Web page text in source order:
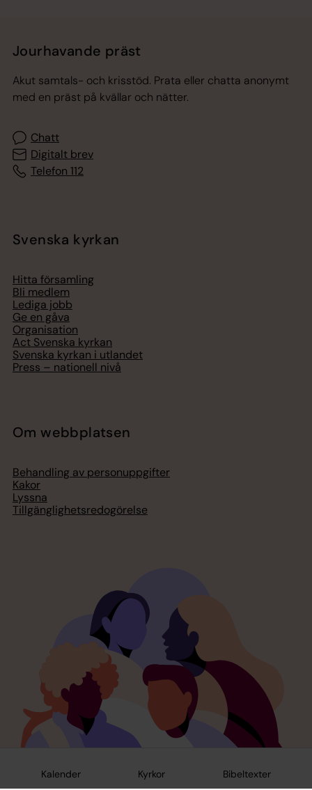
Kalender Kyrkor Bibeltexter
Jourhavande präst
Akut samtals- och krisstöd. Prata eller chatta anonymt
med en präst på kvällar och nätter.
Chatt
Digitalt brev
Telefon 112
Svenska kyrkan
Hitta församling
Bli medlem
Lediga jobb
Ge en gåva
Organisation
Act Svenska kyrkan
Svenska kyrkan i utlandet
Press – nationell nivå
Om webbplatsen
Behandling av personuppgifter
Kakor
Lyssna
Tillgänglighetsredogörelse